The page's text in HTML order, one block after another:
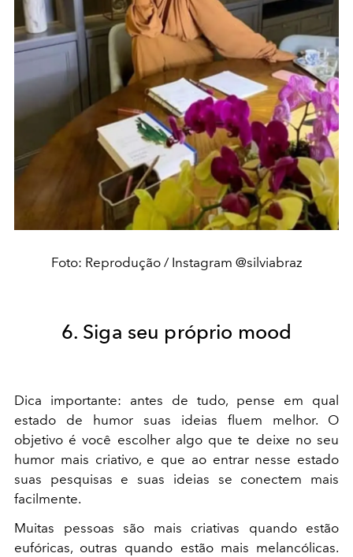
Foto: Reprodução / Instagram @silviabraz
6. Siga seu próprio mood
Dica importante: antes de tudo, pense em qual
estado de humor suas ideias fluem melhor. O
objetivo é você escolher algo que te deixe no seu
humor mais criativo, e que ao entrar nesse estado
suas pesquisas e suas ideias se conectem mais
facilmente.
Muitas pessoas são mais criativas quando estão
eufóricas, outras quando estão mais melancólicas.